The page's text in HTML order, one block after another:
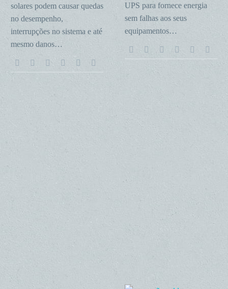
solares podem causar quedas
no desempenho,
interrupções no sistema e até
mesmo danos…
UPS para fornece energia
sem falhas aos seus
equipamentos…